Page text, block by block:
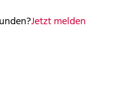
Jetzt melden